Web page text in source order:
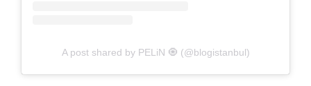
A post shared by PELiN 🧿 (@blogistanbul)